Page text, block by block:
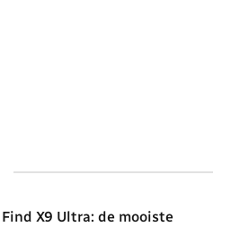
X9 Ultra: de mooiste